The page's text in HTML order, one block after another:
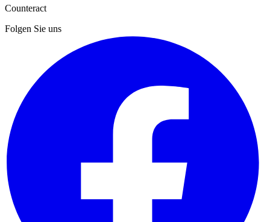
Counteract
Folgen Sie uns